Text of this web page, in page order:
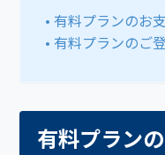
有料プランのお
有料プランのご
有料プラン